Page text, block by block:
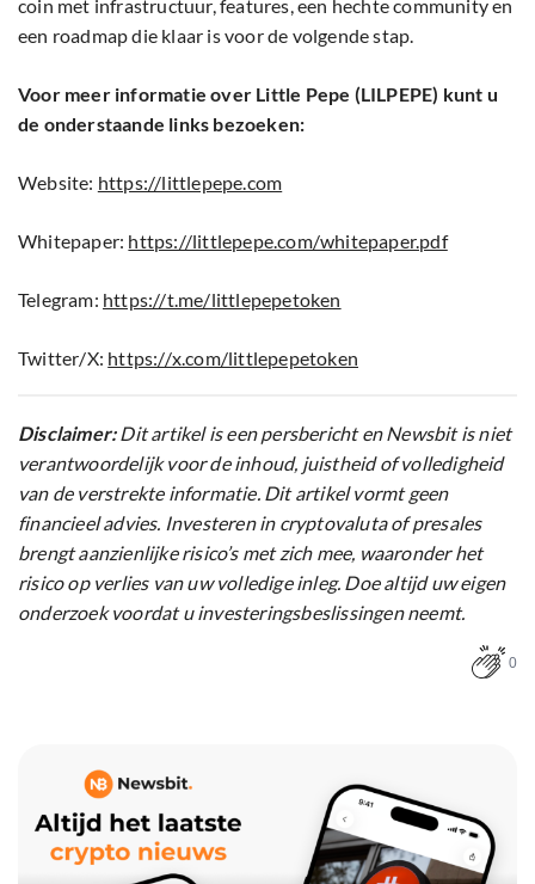
coin met infrastructuur, features, een hechte community en
een roadmap die klaar is voor de volgende stap.
Voor meer informatie over Little Pepe (LILPEPE) kunt u
de onderstaande links bezoeken:
Website: https://littlepepe.com
Whitepaper: https://littlepepe.com/whitepaper.pdf
Telegram: https://t.me/littlepepetoken
Twitter/X: https://x.com/littlepepetoken
Disclaimer:Dit artikel is een persbericht en Newsbit is niet
verantwoordelijk voor de inhoud, juistheid of volledigheid
van de verstrekte informatie. Dit artikel vormt geen
financieel advies. Investeren in cryptovaluta of presales
brengt aanzienlijke risico’s met zich mee, waaronder het
risico op verlies van uw volledige inleg. Doe altijd uw eigen
onderzoek voordat u investeringsbeslissingen neemt.
0